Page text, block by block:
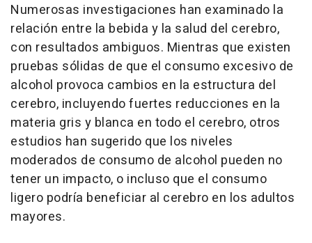
Numerosas investigaciones han examinado la
relación entre la bebida y la salud del cerebro,
con resultados ambiguos. Mientras que existen
pruebas sólidas de que el consumo excesivo de
alcohol provoca cambios en la estructura del
cerebro, incluyendo fuertes reducciones en la
materia gris y blanca en todo el cerebro, otros
estudios han sugerido que los niveles
moderados de consumo de alcohol pueden no
tener un impacto, o incluso que el consumo
ligero podría beneficiar al cerebro en los adultos
mayores.